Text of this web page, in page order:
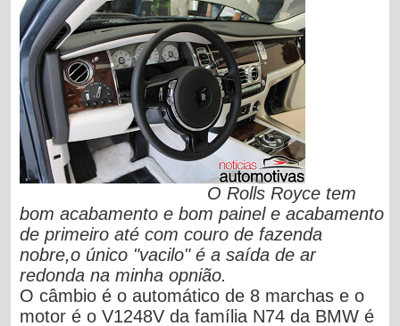
O Rolls Royce tem
bom acabamento e bom painel e acabamento
de primeiro até com couro de fazenda
nobre,o único "vacilo" é a saída de ar
redonda na minha opnião.
O câmbio é o automático de 8 marchas e o
motor é o V1248V da família N74 da BMW é